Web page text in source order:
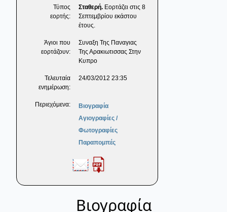
Τύπος
εορτής:
Σταθερή. Εορτάζει στις 8
Σεπτεμβρίου εκάστου
έτους.
Άγιοι που
εορτάζουν:
Συναξη Της Παναγιας
Της Αρακιωτισσας Στην
Κυπρο
Τελευταία
ενημέρωση:
24/03/2012 23:35
Περιεχόμενα:
Βιογραφία
Αγιογραφίες /
Φωτογραφίες
Παραπομπές
Βιογραφία